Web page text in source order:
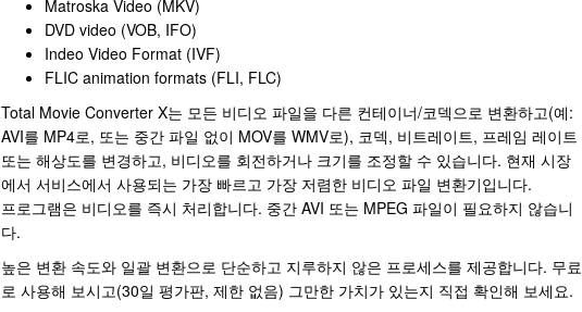
Matroska Video (MKV)
DVD video (VOB, IFO)
Indeo Video Format (IVF)
FLIC animation formats (FLI, FLC)
Total Movie Converter X는 모든 비디오 파일을 다른 컨테이너/코덱으로 변환하고(예:
AVI를 MP4로, 또는 중간 파일 없이 MOV를 WMV로), 코덱, 비트레이트, 프레임 레이트
또는 해상도를 변경하고, 비디오를 회전하거나 크기를 조정할 수 있습니다. 현재 시장
에서 서비스에서 사용되는 가장 빠르고 가장 저렴한 비디오 파일 변환기입니다.
프로그램은 비디오를 즉시 처리합니다. 중간 AVI 또는 MPEG 파일이 필요하지 않습니
다.
높은 변환 속도와 일괄 변환으로 단순하고 지루하지 않은 프로세스를 제공합니다. 무료
로 사용해 보시고(30일 평가판, 제한 없음) 그만한 가치가 있는지 직접 확인해 보세요.